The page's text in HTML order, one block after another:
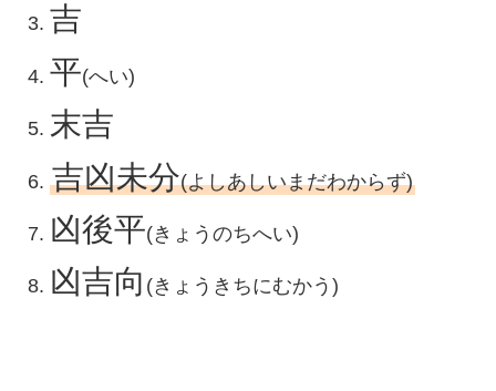
吉
平(へい)
末吉
吉凶未分(よしあしいまだわからず)
凶後平(きょうのちへい)
凶吉向 (きょうきちにむかう)